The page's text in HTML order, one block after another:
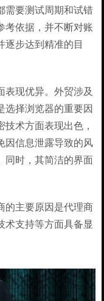
需要测试周期和试错
考依据，并不断对账
逐步达到精准的目
表现优异。外贸涉及
选择浏览器的重要因
术方面表现出色，
因信息泄露导致的风
同时，其简洁的界面
的主要原因是代理商
术支持等方面具备显